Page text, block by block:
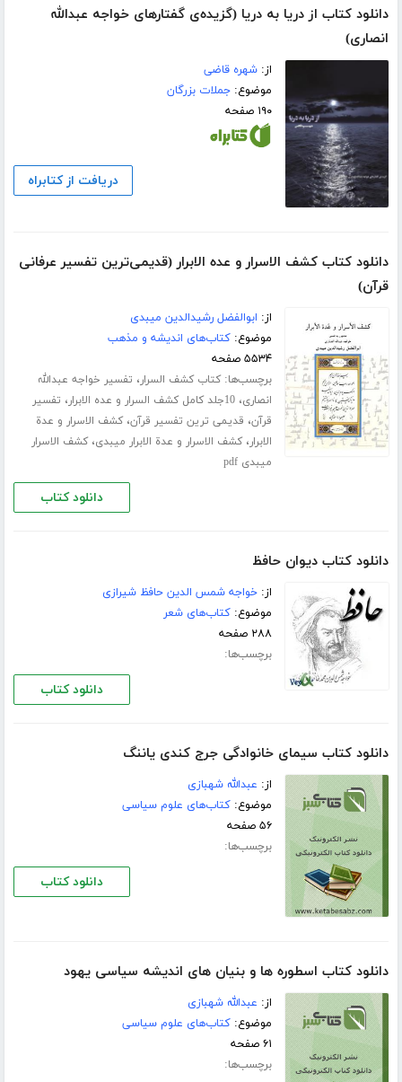
دانلود کتاب از دریا به دریا (گزیده‌ی گفتارهای خواجه عبدالله
انصاری)
از:شهره قاضی
موضوع:جملات بزرگان
۱۹۰ صفحه
دریافت از کتابراه
دانلود کتاب کشف الاسرار و عده الابرار (قدیمی‌ترین تفسیر عرفانی
قرآن)
از: ابوالفضل رشیدالدین میبدی
موضوع:کتاب‌های اندیشه و مذهب
۵۵۳۴ صفحه
برچسب‌ها:کتاب کشف السرار، تفسیر خواجه عبدالله
انصاری،10جلد کامل کشف السرار و عده الابرار ، تفسیر
قرآن، قدیمی ترین تفسیر قرآن،کشف الاسرار و عدة
الابرار،کشف الاسرار و عدة الابرار میبدی،کشف الاسرار
میبدی pdf
دانلود کتاب
دانلود کتاب دیوان حافظ
از:خواجه شمس الدین حافظ شیرازی
موضوع:کتاب‌های شعر
۲۸۸ صفحه
برچسب‌ها:
دانلود کتاب
دانلود کتاب سیمای خانوادگی جرج کندی یاننگ
از: عبدالله شهبازی
موضوع:کتاب‌های علوم سیاسی
۵۶ صفحه
برچسب‌ها:
دانلود کتاب
دانلود کتاب اسطوره ها و بنیان های اندیشه سیاسی یهود
از: عبدالله شهبازی
موضوع:کتاب‌های علوم سیاسی
۶۱ صفحه
برچسب‌ها: